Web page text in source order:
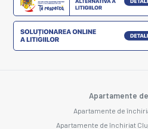
Apartamente
Apartamente de
Apartamente de închiriat